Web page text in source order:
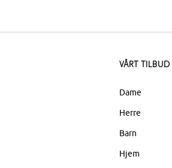
Vårt tilbud
Dame
Herre
Barn
Hjem